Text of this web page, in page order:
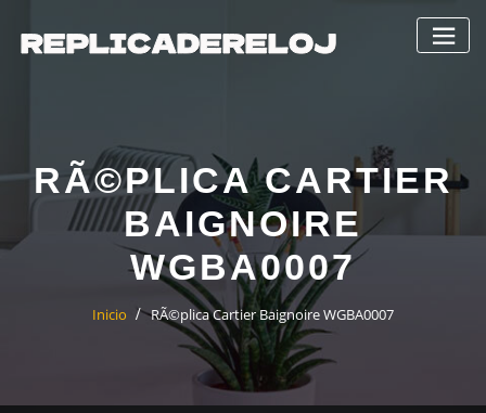
contenido
RÃ©PLICA CARTIER
BAIGNOIRE
WGBA0007
Inicio RÃ©plica Cartier Baignoire WGBA0007